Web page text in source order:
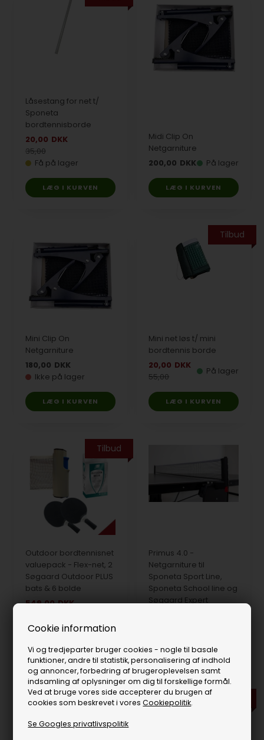
Cookie information
Vi og tredjeparter bruger cookies - nogle til basale
funktioner, andre til statistik, personalisering af indhold
og annoncer, forbedring af brugeroplevelsen samt
indsamling af oplysninger om dig til forskellige formål.
Ved at bruge vores side accepterer du brugen af
cookies som beskrevet i voresCookiepolitik.
Se Googles privatlivspolitik
Låsestang for net t/
Sponeta
bordtennisborde
20,00 DKK
35,00
Få på lager
Midi Clip On
Netgarniture
200,00 DKK På lager
Mini Clip On
Netgarniture
180,00 DKK
Ikke på lager
Tilbud
Mini net løs t/ mini
bordtennis borde
20,00 DKK
55,00
På lager
Tilbud
Outdoor bordtennisnet
valuepack - Flex-net, 2
Søgaard Outdoor PLUS
bats & 6 bolde
549,00 DKK
På lager
Primus 4.0 -
Netgarniture til
Sponeta Sport Line,
Sponeta School line og
Søgaard Expert